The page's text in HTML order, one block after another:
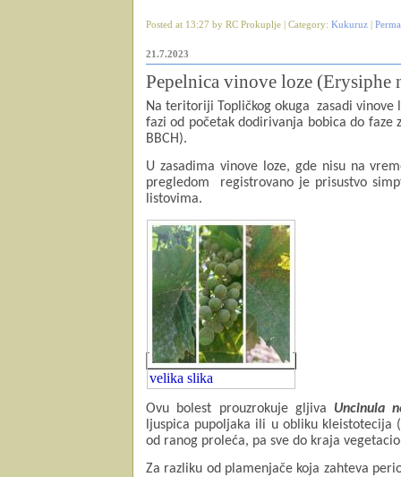
Posted at 13:27 by RC Prokuplje | Category: Kukuruz
21.7.2023
Pepelnica vinove loze (Erysiphe
Na teritoriji Topličkog okuga zasadi vinove
fazi od početak dodirivanja bobica do faze
BBCH).
U zasadima vinove loze, gde nisu na
pregledom
registrovano je prisustvo
listovima.
velika slika
Ovu bolest prouzrokuje gljiva Uncinula
ljuspica pupoljaka ili u obliku
od ranog proleća, pa sve do kraja
Za razliku od plamenjače koja zahteva